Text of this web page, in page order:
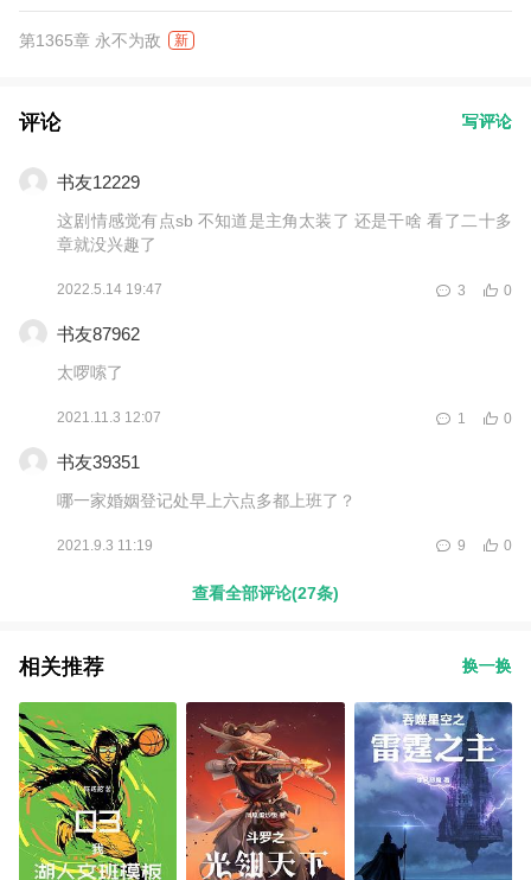
第1365章 永不为敌 新
评论 写评论
书友12229
这剧情感觉有点sb 不知道是主角太装了 还是干啥 看了二十多
章就没兴趣了
2022.5.14 19:47 0
3
书友87962
太啰嗦了
2021.11.3 12:07 0
1
书友39351
哪一家婚姻登记处早上六点多都上班了？
2021.9.3 11:19 0
9
查看全部评论(27条)
相关推荐 换一换